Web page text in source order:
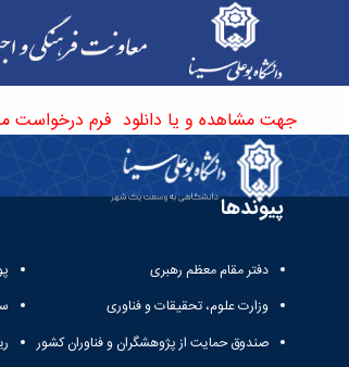
جهت مشاهده و یا دانلود فرم درخواست
پیوندها
دفتر مقام معظم رهبری
وزارت علوم، تحقیقات و فناوری
صندوق حمایت از پژوهشگران و فناوران کشور